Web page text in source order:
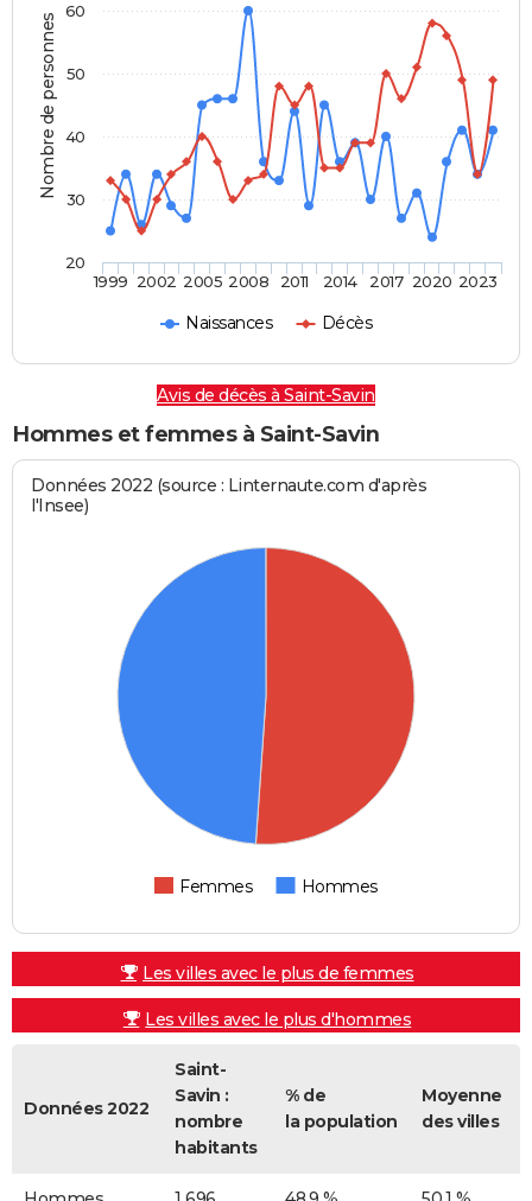
Nombre de personnes
Naissances Décès
1999 2002 2005 2008 2011 2014 2017 2020 2023
20
30
40
50
60
Avis de décès à Saint-Savin
Hommes et femmes à Saint-Savin
Données 2022 (source : Linternaute.com d'après
l'Insee)
Femmes Hommes
Les villes avec le plus de femmes
Les villes avec le plus d'hommes
Données 2022
Saint-
Savin :
nombre
habitants
% de
la population
Moyenne
des villes